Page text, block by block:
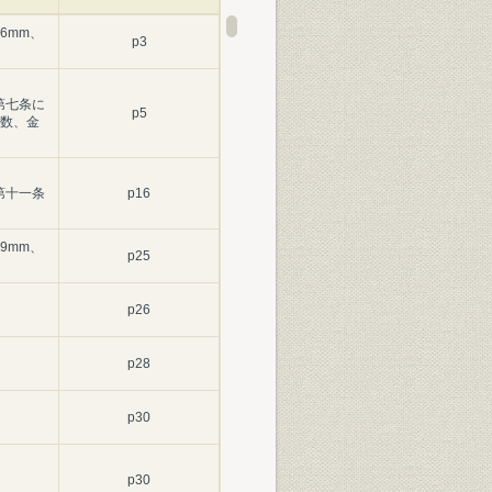
、
p3
七条に
、金
p5
十一条 p16
、
p25
p26
p28
p30
p30